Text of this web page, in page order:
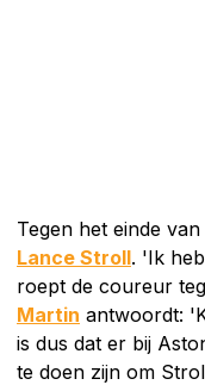
Tegen het einde
Lance Stroll. 'Ik
roept de coureur
Martin antwoordt:
is dus dat er bij
te doen zijn om